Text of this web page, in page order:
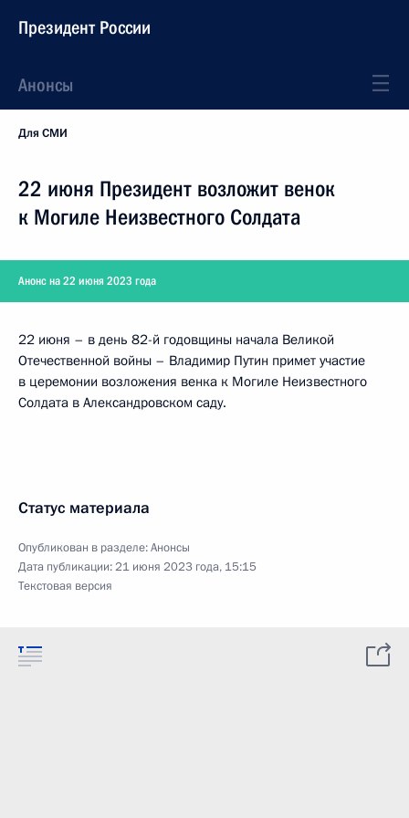
Президент России
Анонсы
Для СМИ
22 июня Президент возложит венок
к Могиле Неизвестного Солдата
Анонс на 22 июня 2023 года
22 июня – в день 82-й годовщины начала Великой
Отечественной войны – Владимир Путин примет участие
в церемонии возложения венка к Могиле Неизвестного
Солдата в Александровском саду.
Статус материала
Опубликован в разделе:Анонсы
Дата публикации:21 июня 2023 года, 15:15
Текстовая версия